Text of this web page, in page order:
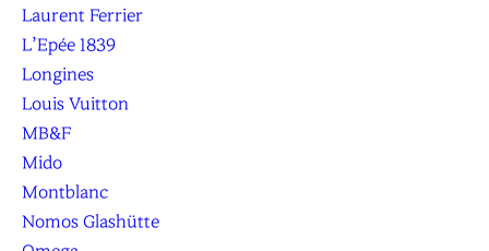
Laurent Ferrier
L’Epée 1839
Longines
Louis Vuitton
MB&F
Mido
Montblanc
Nomos Glashütte